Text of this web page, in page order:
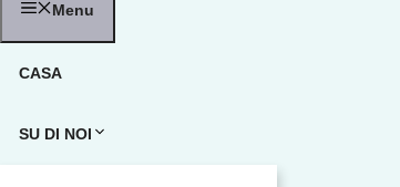
Menu
CASA
SU DI NOI